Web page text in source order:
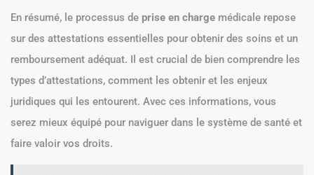
de prise en charge ?
Les délais peuvent varier en fonction du professionnel de
santé ou de l’organisme émetteur, mais ils sont généralement
compris entre quelques jours à quelques semaines.
Conclusion
En résumé, le processus de